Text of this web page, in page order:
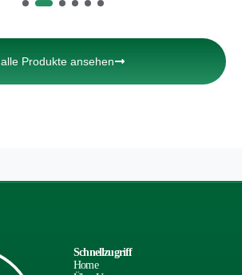
alle Produkte ansehen
Schnellzugriff
Home